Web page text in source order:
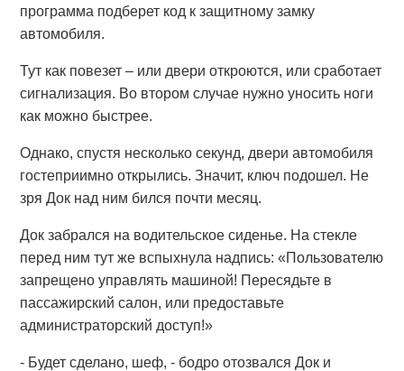
программа подберет код к защитному замку
автомобиля.
Тут как повезет – или двери откроются, или сработает
сигнализация. Во втором случае нужно уносить ноги
как можно быстрее.
Однако, спустя несколько секунд, двери автомобиля
гостеприимно открылись. Значит, ключ подошел. Не
зря Док над ним бился почти месяц.
Док забрался на водительское сиденье. На стекле
перед ним тут же вспыхнула надпись: «Пользователю
запрещено управлять машиной! Пересядьте в
пассажирский салон, или предоставьте
администраторский доступ!»
- Будет сделано, шеф, - бодро отозвался Док и